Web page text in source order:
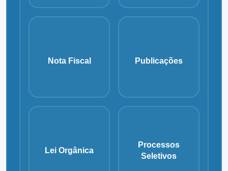
Nota Fiscal Publicações
Lei Orgânica
Processos
Seletivos